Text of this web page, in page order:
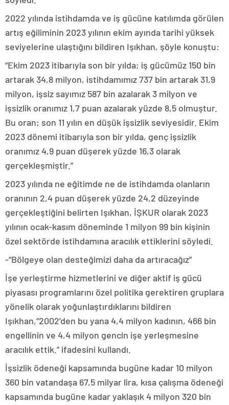
2022 yılında istihdamda ve iş gücüne katılımda görülen
artış eğiliminin 2023 yılının ekim ayında tarihi yüksek
seviyelerine ulaştığını bildiren Işıkhan, şöyle konuştu:
“Ekim 2023 itibarıyla son bir yılda; iş gücümüz 150 bin
artarak 34,8 milyon, istihdamımız 737 bin artarak 31,9
milyon, işsiz sayımız 587 bin azalarak 3 milyon ve
işsizlik oranımız 1,7 puan azalarak yüzde 8,5 olmuştur.
Bu oran; son 11 yılın en düşük işsizlik seviyesidir. Ekim
2023 dönemi itibarıyla son bir yılda, genç işsizlik
oranımız 4,9 puan düşerek yüzde 16,3 olarak
gerçekleşmiştir.”
2023 yılında ne eğitimde ne de istihdamda olanların
oranının 2,4 puan düşerek yüzde 24,2 düzeyinde
gerçekleştiğini belirten Işıkhan, İŞKUR olarak 2023
yılının ocak-kasım döneminde 1 milyon 99 bin kişinin
özel sektörde istihdamına aracılık ettiklerini söyledi.
-“Bölgeye olan desteğimizi daha da artıracağız”
İşe yerleştirme hizmetlerini ve diğer aktif iş gücü
piyasası programlarını özel politika gerektiren gruplara
yönelik olarak yoğunlaştırdıklarını bildiren
Işıkhan,”2002’den bu yana 4,4 milyon kadının, 466 bin
engellinin ve 4,4 milyon gencin işe yerleşmesine
aracılık ettik.” ifadesini kullandı.
İşsizlik ödeneği kapsamında bugüne kadar 10 milyon
360 bin vatandaşa 67,5 milyar lira, kısa çalışma ödeneği
kapsamında bugüne kadar yaklaşık 4 milyon 320 bin